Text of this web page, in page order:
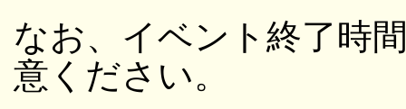
なお、イベント終了時
意ください。